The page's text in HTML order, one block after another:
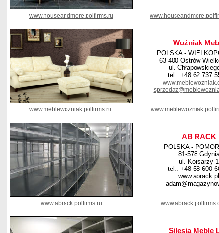
www.houseandmore.polfirms.ru
Woźniak
POLSKA -
63-400 Ostrów
ul.
tel.: +48 62 737
www.meblewozniak.polfirms.ru
AB RACK
POLSKA -
81-578 Gdynia
ul. Korsarzy 1
tel.: +48 58 600
www.abrack.pl
www.abrack.polfirms.ru
Silesia Meble